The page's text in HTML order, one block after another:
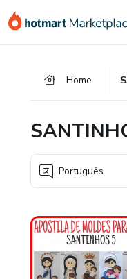
para
para
para
Home
Português